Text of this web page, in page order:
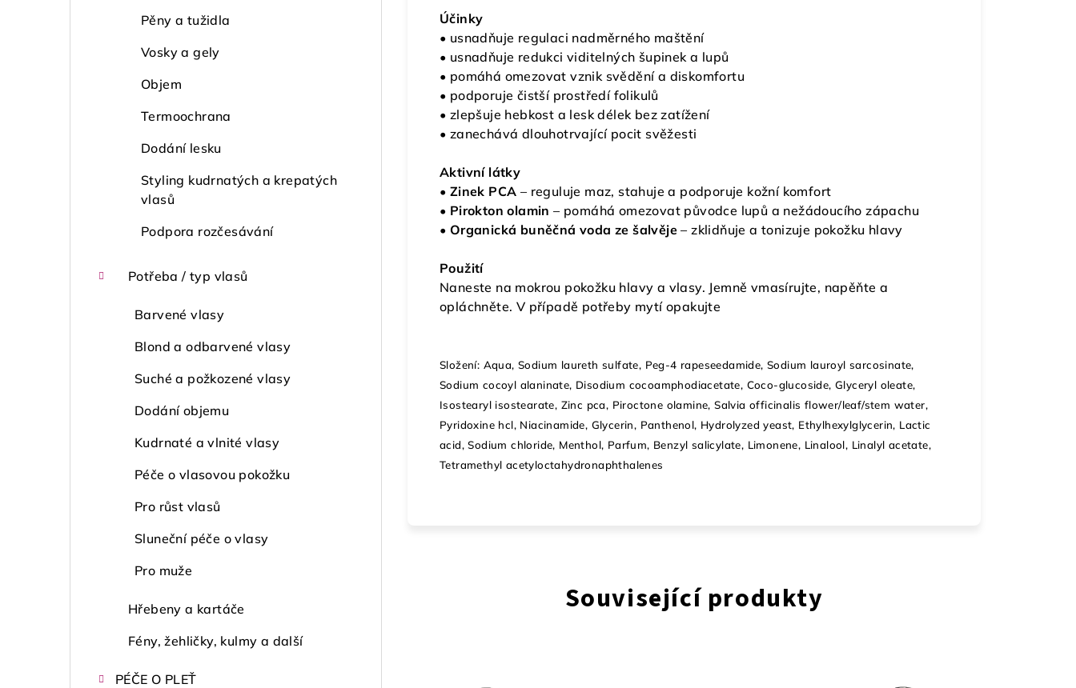
Pěny a tužidla
Vosky a gely
Objem
Termoochrana
Dodání lesku
Styling kudrnatých a krepatých
vlasů
Podpora rozčesávání
Potřeba / typ vlasů
Barvené vlasy
Blond a odbarvené vlasy
Suché a požkozené vlasy
Dodání objemu
Kudrnaté a vlnité vlasy
Péče o vlasovou pokožku
Pro růst vlasů
Sluneční péče o vlasy
Pro muže
Hřebeny a kartáče
Fény, žehličky, kulmy a další
PÉČE O PLEŤ
Účinky
• usnadňuje regulaci nadměrného maštění
• usnadňuje redukci viditelných šupinek a lupů
• pomáhá omezovat vznik svědění a diskomfortu
• podporuje čistší prostředí folikulů
• zlepšuje hebkost a lesk délek bez zatížení
• zanechává dlouhotrvající pocit svěžesti
Aktivní látky
• Zinek PCA – reguluje maz, stahuje a podporuje kožní komfort
• Pirokton olamin – pomáhá omezovat původce lupů a nežádoucího zápachu
• Organická buněčná voda ze šalvěje – zklidňuje a tonizuje pokožku hlavy
Použití
Naneste na mokrou pokožku hlavy a vlasy. Jemně vmasírujte, napěňte a
opláchněte. V případě potřeby mytí opakujte
Složení: Aqua, Sodium laureth sulfate, Peg-4 rapeseedamide, Sodium lauroyl sarcosinate,
Sodium cocoyl alaninate, Disodium cocoamphodiacetate, Coco-glucoside, Glyceryl oleate,
Isostearyl isostearate, Zinc pca, Piroctone olamine, Salvia officinalis flower/leaf/stem water,
Pyridoxine hcl, Niacinamide, Glycerin, Panthenol, Hydrolyzed yeast, Ethylhexylglycerin, Lactic
acid, Sodium chloride, Menthol, Parfum, Benzyl salicylate, Limonene, Linalool, Linalyl acetate,
Tetramethyl acetyloctahydronaphthalenes
Související produkty